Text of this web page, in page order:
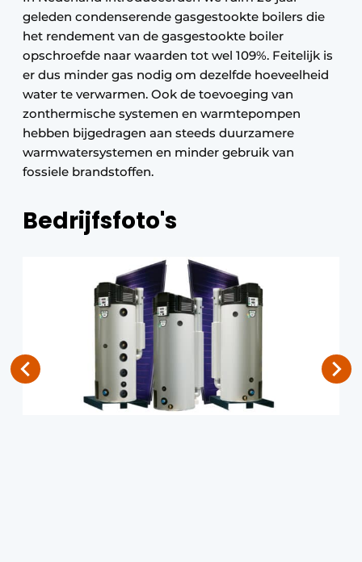
geleden condenserende gasgestookte boilers die
het rendement van de gasgestookte boiler
opschroefde naar waarden tot wel 109%. Feitelijk is
er dus minder gas nodig om dezelfde hoeveelheid
water te verwarmen. Ook de toevoeging van
zonthermische systemen en warmtepompen
hebben bijgedragen aan steeds duurzamere
warmwatersystemen en minder gebruik van
fossiele brandstoffen.
Bedrijfsfoto's